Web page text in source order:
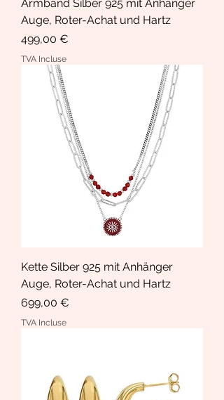
Armband Silber 925 mit Anhänger
Auge, Roter-Achat und Hartz
Prix
499,00 €
TVA Incluse
Kette Silber 925 mit Anhänger
Auge, Roter-Achat und Hartz
Prix
699,00 €
TVA Incluse